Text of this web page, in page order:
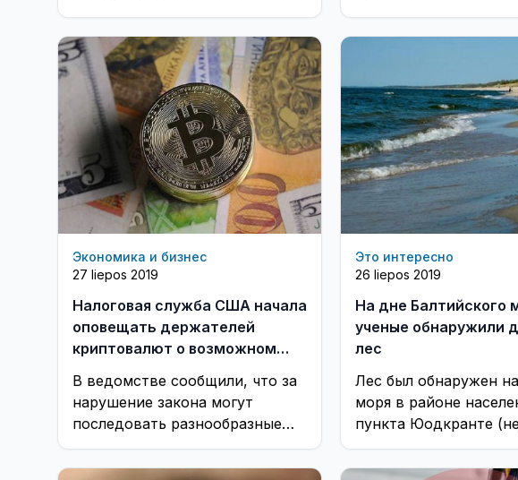
при проведении местных
выборов в сентябре 2019 года
Экономика и бизнес
27 liepos 2019
Налоговая служба США начала
оповещать держателей
криптовалют о возможном
В ведомстве сообщили, что за
нарушение закона могут
последовать разнообразные
штрафы
Это интересно
26 liepos 2019
На дне Балтийского
ученые обнаружили
лес
Лес был обнаружен
моря в районе
пункта Юодкранте
от Клайпеды)